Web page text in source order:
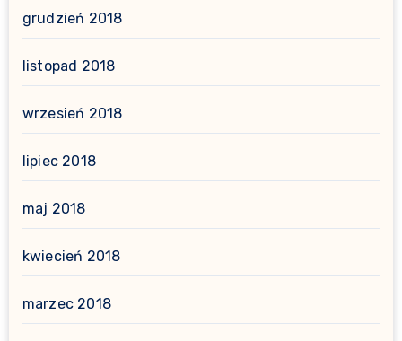
grudzień 2018
listopad 2018
wrzesień 2018
lipiec 2018
maj 2018
kwiecień 2018
marzec 2018